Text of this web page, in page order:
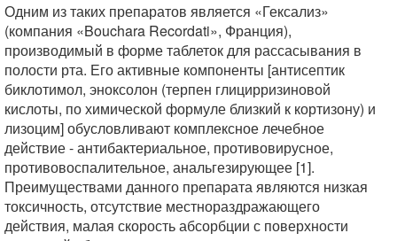
Одним из таких препаратов является «Гексализ»
(компания «Bouchara Recordati», Франция),
производимый в форме таблеток для рассасывания в
полости рта. Его активные компоненты [антисептик
биклотимол, эноксолон (терпен глицирризиновой
кислоты, по химической формуле близкий к кортизону) и
лизоцим] обусловливают комплексное лечебное
действие - антибактериальное, противовирусное,
противовоспалительное, анальгезирующее [1].
Преимуществами данного препарата являются низкая
токсичность, отсутствие местнораздражающего
действия, малая скорость абсорбции с поверхности